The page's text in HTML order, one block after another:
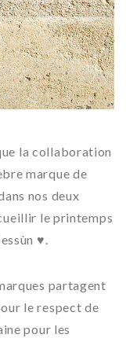
la collaboration
marque de
nos deux
le printemps
♥.
partagent
le respect de
pour les